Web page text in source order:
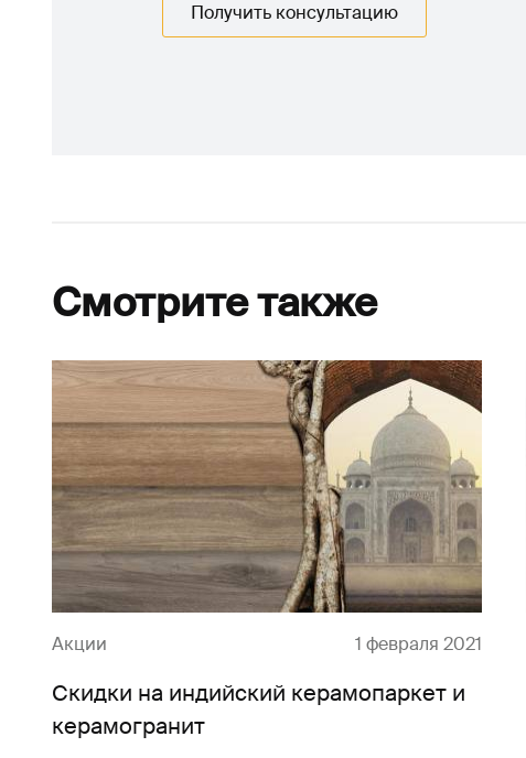
Получить консультацию
Смотрите также
Акции 1 февраля 2021
Скидки на индийский керамопаркет и
керамогранит